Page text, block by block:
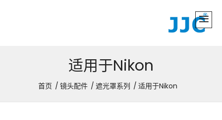
适用于Nikon
首页 镜头配件 遮光罩系列 适用于Nikon